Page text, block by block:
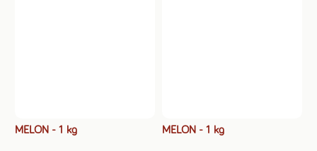
Voir le tarif pro Voir le tarif pro